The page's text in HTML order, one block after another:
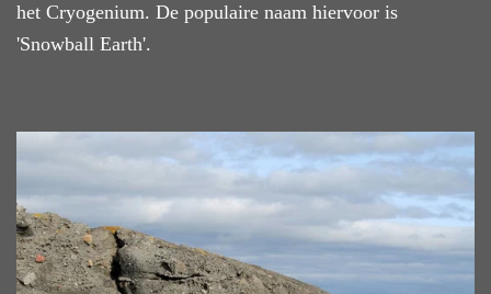
het Cryogenium. De populaire naam hiervoor is
'Snowball Earth'.